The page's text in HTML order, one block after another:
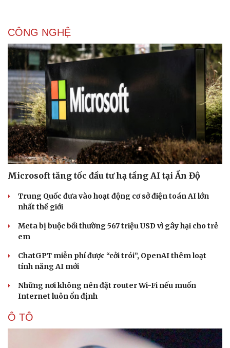
Sân khấu - Điện ảnh
Văn học
Âm nhạc
Di sản
Nghệ sĩ
CÔNG NGHỆ
Microsoft tăng tốc đầu tư hạ tầng AI tại Ấn Độ
Trung Quốc đưa vào hoạt động cơ sở điện toán AI lớn
nhất thế giới
Meta bị buộc bồi thường 567 triệu USD vì gây hại cho trẻ
em
ChatGPT miễn phí được “cởi trói”, OpenAI thêm loạt
tính năng AI mới
Những nơi không nên đặt router Wi-Fi nếu muốn
Internet luôn ổn định
Ô TÔ